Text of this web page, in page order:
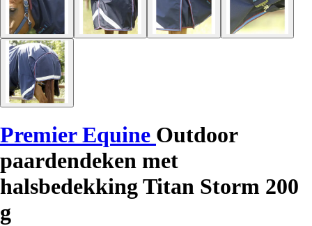
Premier Equine Outdoor
paardendeken met
halsbedekking Titan Storm 200
g